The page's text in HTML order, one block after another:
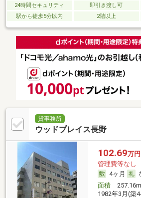
24時間セキュリティ 即引き渡し可
駅から徒歩5分以内
2階以上
貸事務所
ウッドプレイス長野
102.69万円
管理費等なし
4ヶ月
面積257.16m
1982年3月(築